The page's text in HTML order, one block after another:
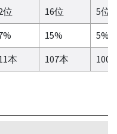
位 16位
5位
15%
5%
本 107本 100